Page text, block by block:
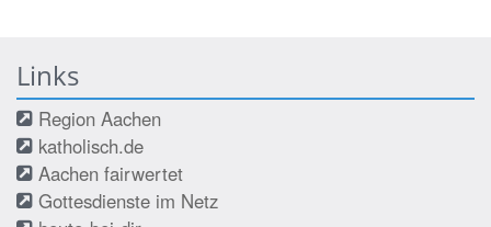
Links
Region Aachen
katholisch.de
Aachen fairwertet
Gottesdienste im Netz